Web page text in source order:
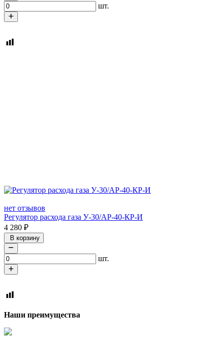
шт.
нет отзывов
Регулятор расхода газа У-30/АР-40-КР-И
4 280 ₽
В корзину
шт.
Наши преимущества